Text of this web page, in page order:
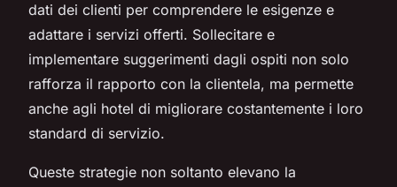
dati dei clienti per comprendere le esigenze e
adattare i servizi offerti. Sollecitare e
implementare suggerimenti dagli ospiti non solo
rafforza il rapporto con la clientela, ma permette
anche agli hotel di migliorare costantemente i loro
standard di servizio.
Queste strategie non soltanto elevano la